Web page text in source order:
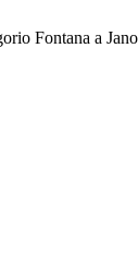
Fontana a